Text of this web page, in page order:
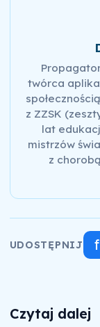
twórca
z ZZSK
lat
mistrzów
z
UDOSTĘPNIJ f
Czytaj dalej